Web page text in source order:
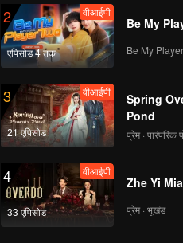
2
एपिसोड 4 तक
वीआईपी
Be My
Be My
3
21 एपिसोड
वीआईपी
Spring
Pond
प्रेम · पारंपरिक
4
33 एपिसोड
वीआईपी
Zhe Yi
प्रेम · भूखंड